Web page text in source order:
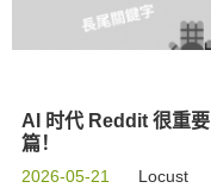
AI 时代 Reddit 很重
篇！
2026-05-21 Locust